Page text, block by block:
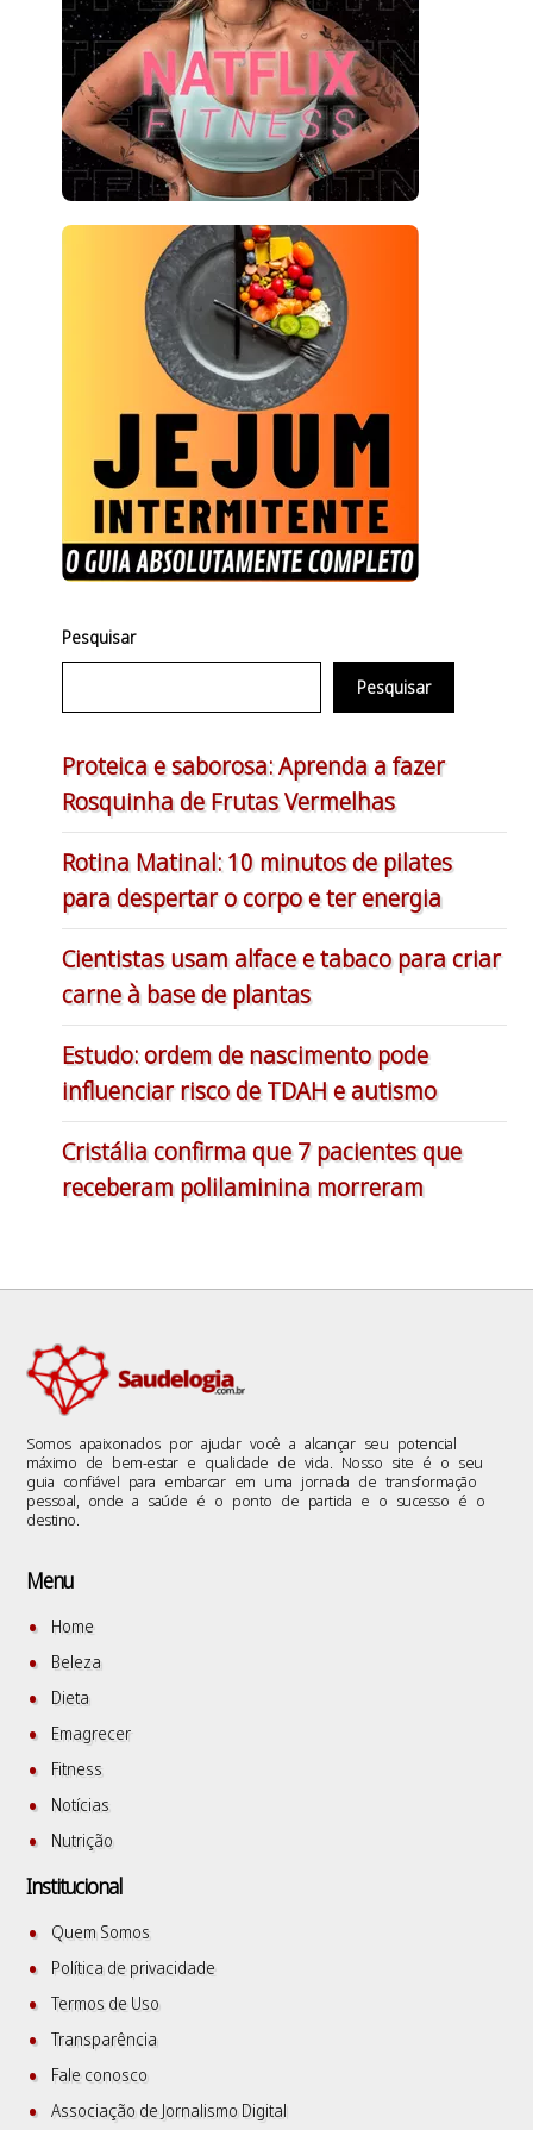
Pesquisar
Pesquisar
Proteica e saborosa: Aprenda a fazer
Rosquinha de Frutas Vermelhas
Rotina Matinal: 10 minutos de pilates
para despertar o corpo e ter energia
Cientistas usam alface e tabaco para criar
carne à base de plantas
Estudo: ordem de nascimento pode
influenciar risco de TDAH e autismo
Cristália confirma que 7 pacientes que
receberam polilaminina morreram
Somos apaixonados por ajudar você a alcançar seu potencial
máximo de bem-estar e qualidade de vida. Nosso site é o seu
guia confiável para embarcar em uma jornada de transformação
pessoal, onde a saúde é o ponto de partida e o sucesso é o
destino.
Menu
Home
Beleza
Dieta
Emagrecer
Fitness
Notícias
Nutrição
Institucional
Quem Somos
Política de privacidade
Termos de Uso
Transparência
Fale conosco
Associação de Jornalismo Digital